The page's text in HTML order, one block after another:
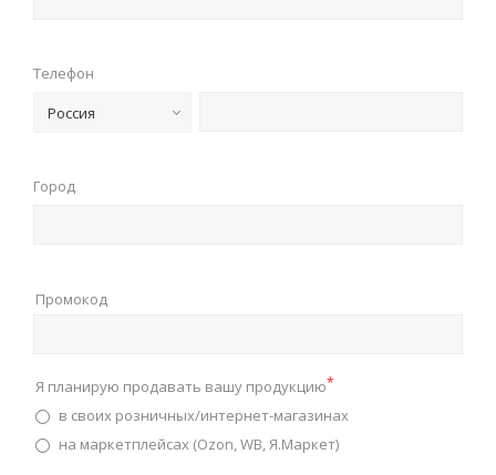
Телефон
Россия
Город
Промокод
Я планирую продавать вашу продукцию*
в своих розничных/интернет-магазинах
на маркетплейсах (Ozon, WB, Я.Маркет)